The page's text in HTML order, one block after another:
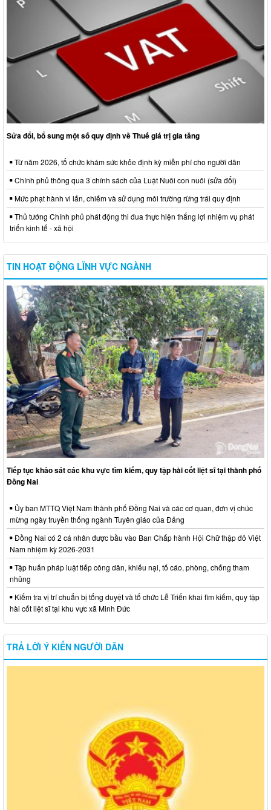
Sửa đổi, bổ sung một số quy định về Thuế giá trị gia tăng
Từ năm 2026, tổ chức khám sức khỏe định kỳ miễn phí cho người dân
Chính phủ thông qua 3 chính sách của Luật Nuôi con nuôi (sửa đổi)
Mức phạt hành vi lấn, chiếm và sử dụng môi trường rừng trái quy định
Thủ tướng Chính phủ phát động thi đua thực hiện thắng lợi nhiệm vụ phát
triển kinh tế - xã hội
TIN HOẠT ĐỘNG LĨNH VỰC NGÀNH
Tiếp tục khảo sát các khu vực tìm kiếm, quy tập hài cốt liệt sĩ tại thành phố
Đồng Nai
Ủy ban MTTQ Việt Nam thành phố Đồng Nai và các cơ quan, đơn vị chúc
mừng ngày truyền thống ngành Tuyên giáo của Đảng
Đồng Nai có 2 cá nhân được bầu vào Ban Chấp hành Hội Chữ thập đỏ Việt
Nam nhiệm kỳ 2026-2031
Tập huấn pháp luật tiếp công dân, khiếu nại, tố cáo, phòng, chống tham
nhũng
Kiểm tra vị trí chuẩn bị tổng duyệt và tổ chức Lễ Triển khai tìm kiếm, quy tập
hài cốt liệt sĩ tại khu vực xã Minh Đức
TRẢ LỜI Ý KIẾN NGƯỜI DÂN